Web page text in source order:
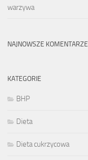
warzywa
NAJNOWSZE KOMENTARZE
KATEGORIE
BHP
Dieta
Dieta cukrzycowa